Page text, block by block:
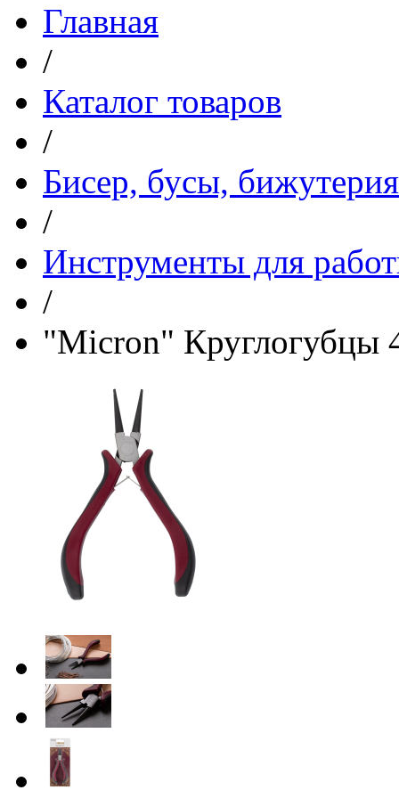
Главная
/
Каталог товаров
/
Бисер, бусы, бижутерия
/
Инструменты для
/
"Micron" Круглогубцы